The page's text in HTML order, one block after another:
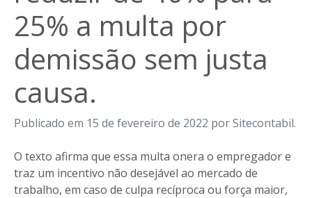
25% a multa por
demissão sem justa
causa.
Publicado em 15 de fevereiro de 2022 por Sitecontabil.
O texto afirma que essa multa onera o empregador e
traz um incentivo não desejável ao mercado de
trabalho, em caso de culpa recíproca ou força maior,